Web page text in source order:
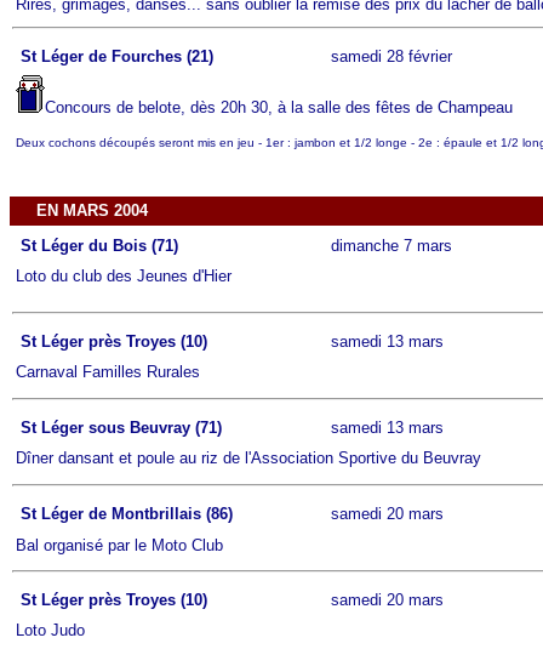
Rires, grimages, danses... sans oublier la remise des prix du lâcher de
St Léger de Fourches (21) samedi 28 février
Concours de belote, dès 20h 30, à la salle des fêtes de Champeau
Deux cochons découpés seront mis en jeu - 1er : jambon et 1/2 longe - 2e : épaule et 1/2
EN MARS 2004
St Léger du Bois (71)
dimanche 7 mars
Loto du club des Jeunes d'Hier
St Léger près Troyes (10)
samedi 13 mars
Carnaval Familles Rurales
St Léger sous Beuvray (71)
samedi 13 mars
Dîner dansant et poule au riz de l'Association Sportive du Beuvray
St Léger de Montbrillais (86)
samedi 20 mars
Bal organisé par le Moto Club
St Léger près Troyes (10)
samedi 20 mars
Loto Judo